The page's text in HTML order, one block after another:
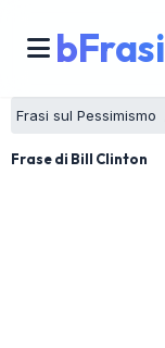
bFrasi
Frasi sul Pessimismo
Frase di Bill Clinton